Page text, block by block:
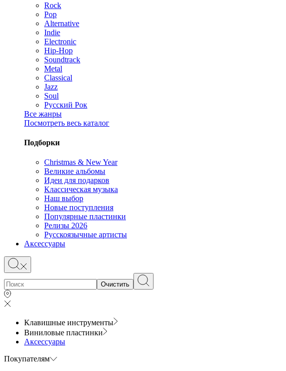
Rock
Pop
Alternative
Indie
Electronic
Hip-Hop
Soundtrack
Metal
Classical
Jazz
Soul
Русский Рок
Все жанры
Посмотреть весь каталог
Подборки
Christmas & New Year
Великие альбомы
Идеи для подарков
Классическая музыка
Наш выбор
Новые поступления
Популярные пластинки
Релизы 2026
Русскоязычные артисты
Аксессуары
Очистить
Клавишные инструменты
Виниловые пластинки
Аксессуары
Покупателям